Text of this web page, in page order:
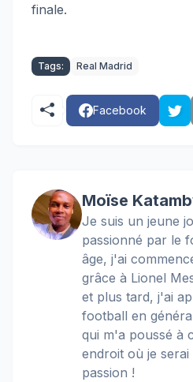
finale.
Tags: Real Madrid
Facebook
Moïse
Je suis un jeune
passionné par le
âge, j'ai
grâce à Lionel
et plus tard, j'ai
football en
qui m'a poussé à
endroit où je
passion !